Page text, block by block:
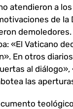
atendieron a
de la
demoledores.
«El Vaticano
En otros
al diálogo»,
las